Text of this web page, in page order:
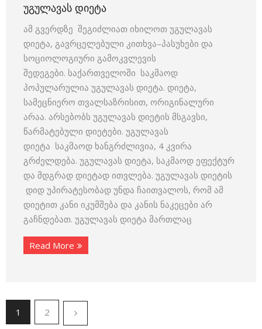
ᲣᲒᲣᲚᲐᲕᲐᲡ ᲓᲘᲔᲢᲐ
ამ გვერდზე შეგიძლიათ იხილოთ უგულავას
დიეტა, გავრცელებული კითხვა–პასუხები და
სოციოლოგიური გამოკვლევის
შედეგები. საქართველოში საკმაოდ
პოპულარულია უგულავას დიეტა. დიეტა,
სამეცნიერო თვალსაზრისით, ორიგინალური
არაა. არსებობს უგულავას დიეტის მსგავსი,
წარმატებული დიეტები. უგულავას
დიეტა საკმაოდ ხანგრძლივია, 4 კვირა
გრძელდება. უგულავას დიეტა, საკმაოდ ეფექტურ
და მდგრად დიეტად ითვლება. უგულავას დიეტის
დიდ უპირატესობად უნდა ჩაითვალოს, რომ ამ
დიეტით კანი იკუმშება და კანის ნაკეცები არ
გაჩნდებათ. უგულავას დიეტა მართლაც
Read More
1 2